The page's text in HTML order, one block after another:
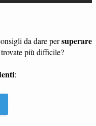
da dare persuperare
più difficile?
: